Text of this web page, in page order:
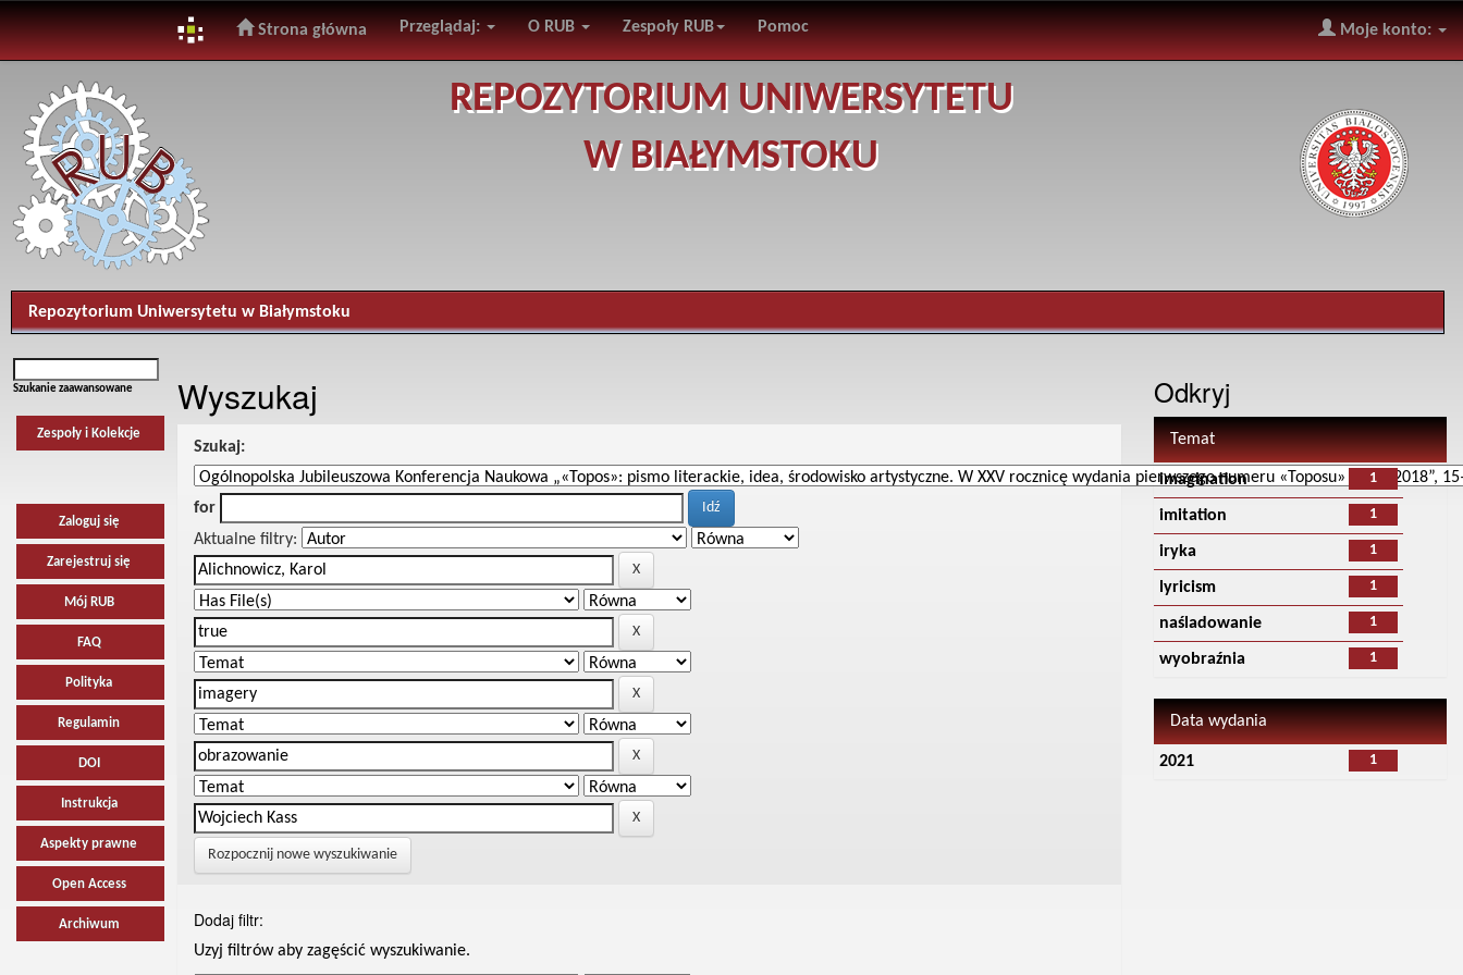
navigation
Strona główna Przeglądaj: O RUB Zespoły RUB Pomoc Moje konto:
REPOZYTORIUM UNIWERSYTETU
W BIAŁYMSTOKU
Repozytorium Uniwersytetu w Białymstoku
Szukanie zaawansowane
Zespoły i Kolekcje
Zaloguj się
Zarejestruj się
Mój RUB
FAQ
Polityka
Regulamin
DOI
Instrukcja
Aspekty prawne
Open Access
Archiwum
Wyszukaj
Szukaj:
for
Aktualne filtry:
Rozpocznij nowe wyszukiwanie
Dodaj filtr:
Uzyj filtrów aby zagęścić wyszukiwanie.
Odkryj
Temat
1
imagination
1
imitation
1
iryka
1
lyricism
1
naśladowanie
1
wyobraźnia
Data wydania
1
2021